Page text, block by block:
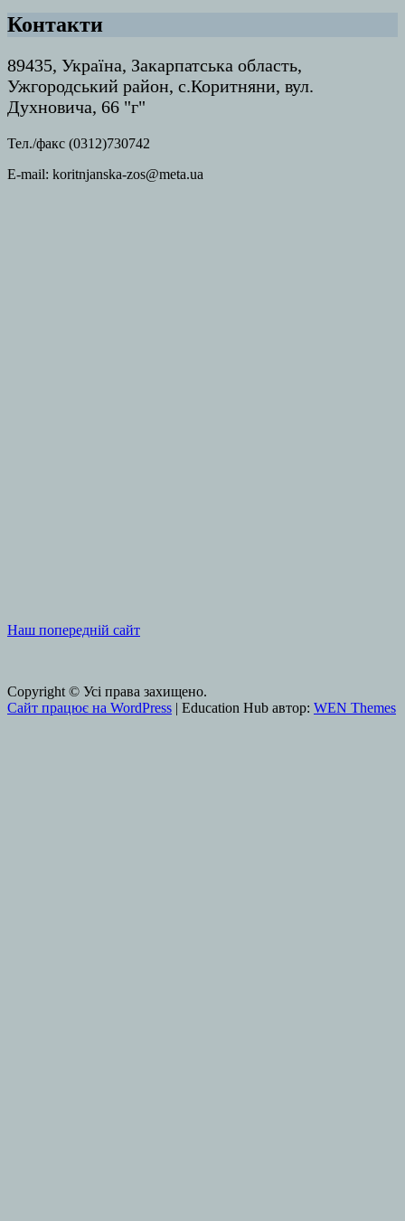
Контакти
89435, Україна, Закарпатська область,
Ужгородський район, с.Коритняни, вул.
Духновича, 66 "г"
Тел./факс (0312)730742
E-mail: koritnjanska-zos@meta.ua
Наш попередній сайт
Copyright © Усі права захищено.
Сайт працює на WordPress | Education Hub автор: WEN Themes